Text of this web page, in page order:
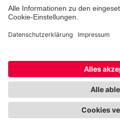
Cookie-Einstellungen
Impressum